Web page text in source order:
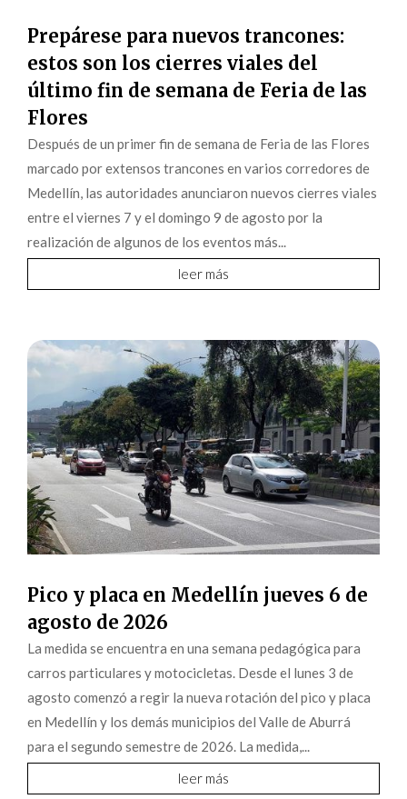
Prepárese para nuevos trancones:
estos son los cierres viales del
último fin de semana de Feria de las
Flores
Después de un primer fin de semana de Feria de las Flores
marcado por extensos trancones en varios corredores de
Medellín, las autoridades anunciaron nuevos cierres viales
entre el viernes 7 y el domingo 9 de agosto por la
realización de algunos de los eventos más...
leer más
Pico y placa en Medellín jueves 6 de
agosto de 2026
La medida se encuentra en una semana pedagógica para
carros particulares y motocicletas. Desde el lunes 3 de
agosto comenzó a regir la nueva rotación del pico y placa
en Medellín y los demás municipios del Valle de Aburrá
para el segundo semestre de 2026. La medida,...
leer más